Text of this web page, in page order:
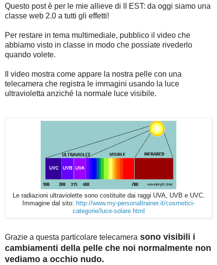
Questo post è per le mie allieve di II EST: da oggi siamo una
classe web 2.0 a tutti gli effetti!
Per restare in tema multimediale, pubblico il video che
abbiamo visto in classe in modo che possiate rivederlo
quando volete.
Il video mostra come appare la nostra pelle con una
telecamera che registra le immagini usando la luce
ultravioletta anziché la normale luce visibile.
Le radiazioni ultraviolette sono costituite dai raggi UVA, UVB e UVC.
Immagine dal sito: http://www.my-personaltrainer.it/cosmetici-
categorie/luce-solare.html
Grazie a questa particolare telecamera sono visibili i
cambiamenti della pelle che noi normalmente non
vediamo a occhio nudo.